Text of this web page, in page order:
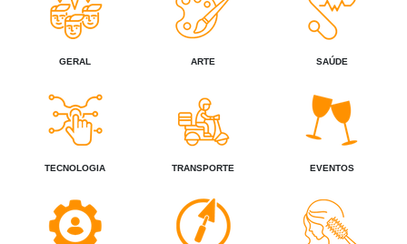
GERAL ARTE SAÚDE
TECNOLOGIA TRANSPORTE EVENTOS